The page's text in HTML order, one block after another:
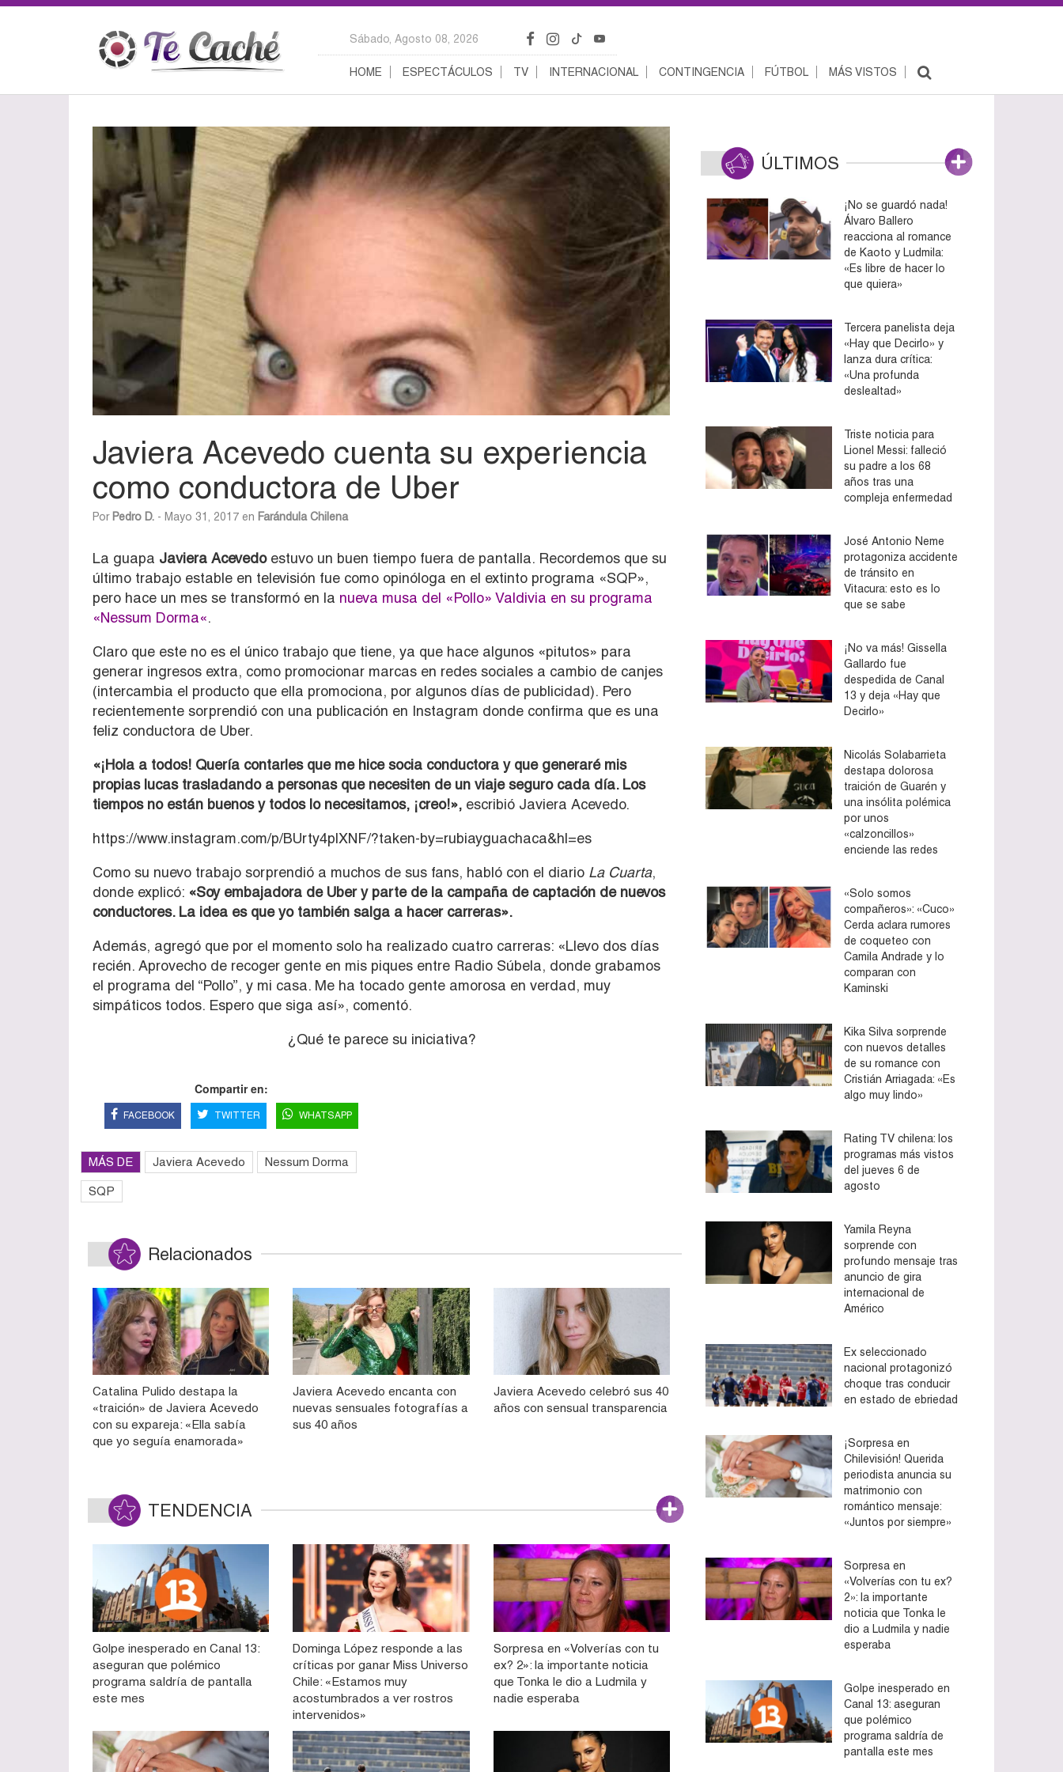
Sábado, Agosto 08, 2026
HOME ESPECTÁCULOS TV INTERNACIONAL CONTINGENCIA FÚTBOL MÁS VISTOS
Javiera Acevedo cuenta su experiencia
como conductora de Uber
Por Pedro D. - Mayo 31, 2017 en Farándula Chilena
La guapa Javiera Acevedoestuvo un buen tiempo fuera de pantalla. Recordemos que su
último trabajo estable en televisión fue como opinóloga en el extinto programa «SQP»,
pero hace un mes se transformó en la nueva musa del «Pollo» Valdivia en su programa
«Nessum Dorma«.
Claro que este no es el único trabajo que tiene, ya que hace algunos «pitutos» para
generar ingresos extra, como promocionar marcas en redes sociales a cambio de canjes
(intercambia el producto que ella promociona, por algunos días de publicidad). Pero
recientemente sorprendió con una publicación en Instagram donde confirma que es una
feliz conductora de Uber.
«¡Hola a todos! Quería contarles que me hice socia conductora y que generaré mis
propias lucas trasladando a personas que necesiten de un viaje seguro cada día. Los
tiempos no están buenos y todos lo necesitamos, ¡creo!», escribió Javiera Acevedo.
https://www.instagram.com/p/BUrty4plXNF/?taken-by=rubiayguachaca&hl=es
Como su nuevo trabajo sorprendió a muchos de sus fans, habló con el diario La Cuarta,
donde explicó: «Soy embajadora de Uber y parte de la campaña de captación de nuevos
conductores. La idea es que yo también salga a hacer carreras».
Además, agregó que por el momento solo ha realizado cuatro carreras: «Llevo dos días
recién. Aprovecho de recoger gente en mis piques entre Radio Súbela, donde grabamos
el programa del “Pollo”, y mi casa. Me ha tocado gente amorosa en verdad, muy
simpáticos todos. Espero que siga así», comentó.
¿Qué te parece su iniciativa?
Compartir en:
FACEBOOK TWITTER WHATSAPP
MÁS DE Javiera Acevedo Nessum Dorma
SQP
Relacionados
Catalina Pulido destapa la
«traición» de Javiera Acevedo
con su expareja: «Ella sabía
que yo seguía enamorada»
Javiera Acevedo encanta con
nuevas sensuales fotografías a
sus 40 años
Javiera Acevedo celebró sus 40
años con sensual transparencia
TENDENCIA
Golpe inesperado en Canal 13:
aseguran que polémico
programa saldría de pantalla
este mes
Dominga López responde a las
críticas por ganar Miss Universo
Chile: «Estamos muy
acostumbrados a ver rostros
intervenidos»
Sorpresa en «Volverías con tu
ex? 2»: la importante noticia
que Tonka le dio a Ludmila y
nadie esperaba
ÚLTIMOS
¡No se guardó nada!
Álvaro Ballero
reacciona al romance
de Kaoto y Ludmila:
«Es libre de hacer lo
que quiera»
Tercera panelista deja
«Hay que Decirlo» y
lanza dura crítica:
«Una profunda
deslealtad»
Triste noticia para
Lionel Messi: falleció
su padre a los 68
años tras una
compleja enfermedad
José Antonio Neme
protagoniza accidente
de tránsito en
Vitacura: esto es lo
que se sabe
¡No va más! Gissella
Gallardo fue
despedida de Canal
13 y deja «Hay que
Decirlo»
Nicolás Solabarrieta
destapa dolorosa
traición de Guarén y
una insólita polémica
por unos
«calzoncillos»
enciende las redes
«Solo somos
compañeros»: «Cuco»
Cerda aclara rumores
de coqueteo con
Camila Andrade y lo
comparan con
Kaminski
Kika Silva sorprende
con nuevos detalles
de su romance con
Cristián Arriagada: «Es
algo muy lindo»
Rating TV chilena: los
programas más vistos
del jueves 6 de
agosto
Yamila Reyna
sorprende con
profundo mensaje tras
anuncio de gira
internacional de
Américo
Ex seleccionado
nacional protagonizó
choque tras conducir
en estado de ebriedad
¡Sorpresa en
Chilevisión! Querida
periodista anuncia su
matrimonio con
romántico mensaje:
«Juntos por siempre»
Sorpresa en
«Volverías con tu ex?
2»: la importante
noticia que Tonka le
dio a Ludmila y nadie
esperaba
Golpe inesperado en
Canal 13: aseguran
que polémico
programa saldría de
pantalla este mes